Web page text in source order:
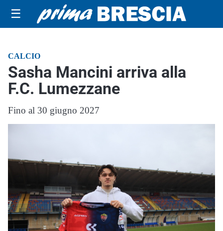
☰
CALCIO
Sasha Mancini arriva alla
F.C. Lumezzane
Fino al 30 giugno 2027